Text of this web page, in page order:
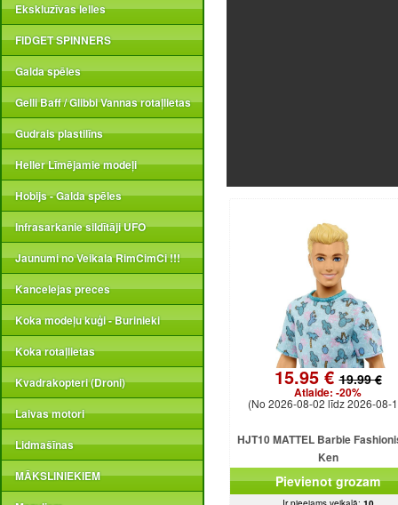
Ekskluzīvas lelles
FIDGET SPINNERS
Galda spēles
Gelli Baff / Glibbi Vannas rotaļlietas
Gudrais plastilīns
Heller Līmējamie modeļi
Hobijs - Galda spēles
Infrasarkanie sildītāji UFO
Jaunumi no Veikala RimCimCi !!!
Kancelejas preces
Koka modeļu kuģi - Burinieki
Koka rotaļlietas
Kvadrakopteri (Droni)
Laivas motori
Lidmašīnas
MĀKSLINIEKIEM
15.95 €19.99 €
Atlaide: -20%
(No 2026-08-02 līdz 2026-08-
HJT10 MATTEL Barbie
Ken
Pievienot grozam